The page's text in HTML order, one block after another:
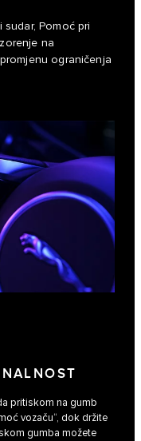
Pomoć pri
na
ograničenja
pritiskom na gumb
vozaču“, dok držite
gumba možete